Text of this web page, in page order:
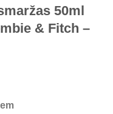
50ml
& Fitch –